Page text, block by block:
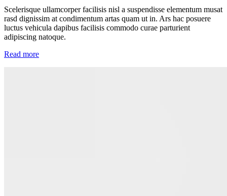
Scelerisque ullamcorper facilisis nisl a suspendisse elementum musat
rasd dignissim at condimentum artas quam ut in. Ars hac posuere
luctus vehicula dapibus facilisis commodo curae parturient
adipiscing natoque.
Read more